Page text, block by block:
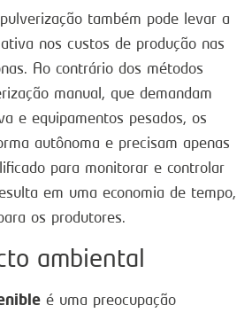
também pode levar a
nos custos de produção nas
Ao contrário dos métodos
manual, que demandam
e equipamentos pesados, os
autônoma e precisam apenas
para monitorar e controlar
em uma economia de tempo,
os produtores.
ambiental
é uma preocupação